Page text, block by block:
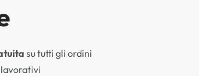
su tutti gli ordini